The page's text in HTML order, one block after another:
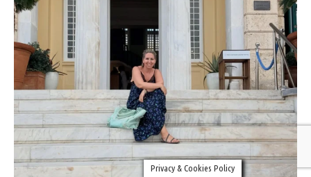
Privacy & Cookies Policy